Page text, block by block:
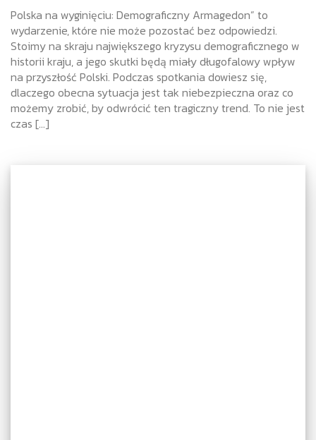
Polska na wyginięciu: Demograficzny Armagedon” to
wydarzenie, które nie może pozostać bez odpowiedzi.
Stoimy na skraju największego kryzysu demograficznego w
historii kraju, a jego skutki będą miały długofalowy wpływ
na przyszłość Polski. Podczas spotkania dowiesz się,
dlaczego obecna sytuacja jest tak niebezpieczna oraz co
możemy zrobić, by odwrócić ten tragiczny trend. To nie jest
czas […]